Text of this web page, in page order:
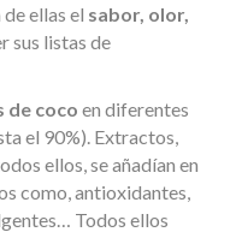
ellas el sabor, olor,
sus listas de
de coco en diferentes
el 90%). Extractos,
ellos, se añadían en
como, antioxidantes,
Todos ellos